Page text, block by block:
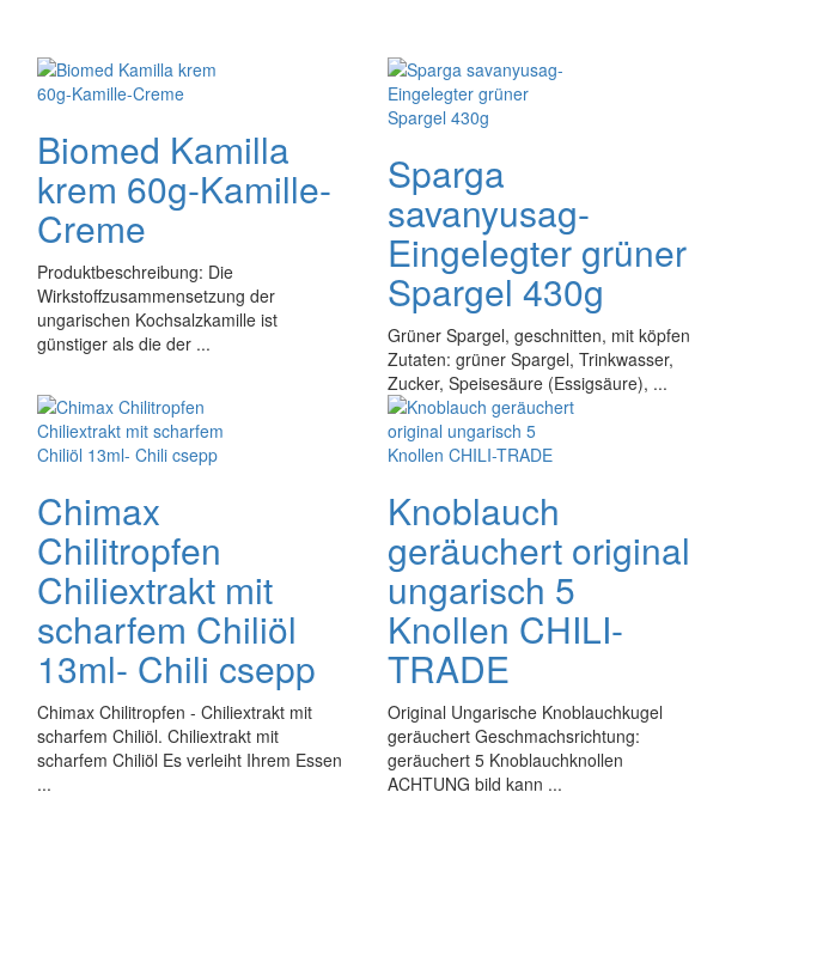
Biomed Kamilla
krem 60g-Kamille-
Creme
Produktbeschreibung: Die
Wirkstoffzusammensetzung der
ungarischen Kochsalzkamille ist
günstiger als die der ...
Sparga
savanyusag-
Eingelegter grüner
Spargel 430g
Grüner Spargel, geschnitten, mit köpfen
Zutaten: grüner Spargel, Trinkwasser,
Zucker, Speisesäure (Essigsäure), ...
Chimax
Chilitropfen
Chiliextrakt mit
scharfem Chiliöl
13ml- Chili csepp
Chimax Chilitropfen - Chiliextrakt mit
scharfem Chiliöl. Chiliextrakt mit
scharfem Chiliöl Es verleiht Ihrem Essen
...
Knoblauch
geräuchert original
ungarisch 5
Knollen CHILI-
TRADE
Original Ungarische Knoblauchkugel
geräuchert Geschmachsrichtung:
geräuchert 5 Knoblauchknollen
ACHTUNG bild kann ...